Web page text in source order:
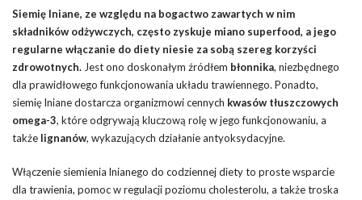
Siemię lniane, ze względu na bogactwo zawartych w nim
składników odżywczych, często zyskuje miano superfood, a jego
regularne włączanie do diety niesie za sobą szereg korzyści
zdrowotnych. Jest ono doskonałym źródłem błonnika, niezbędnego
dla prawidłowego funkcjonowania układu trawiennego. Ponadto,
siemię lniane dostarcza organizmowi cennych kwasów tłuszczowych
omega-3, które odgrywają kluczową rolę w jego funkcjonowaniu, a
także lignanów, wykazujących działanie antyoksydacyjne.
Włączenie siemienia lnianego do codziennej diety to proste wsparcie
dla trawienia, pomoc w regulacji poziomu cholesterolu, a także troska